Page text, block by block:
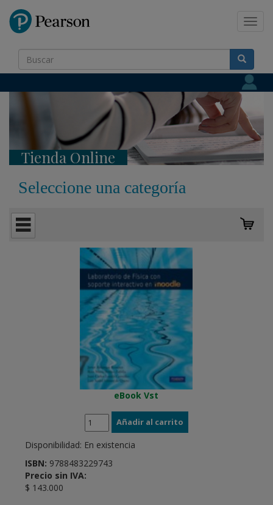
Tienda Online
Seleccione una categoría
eBook Vst
Disponibilidad: En existencia
ISBN: 9788483229743
Precio sin IVA:
$ 143.000